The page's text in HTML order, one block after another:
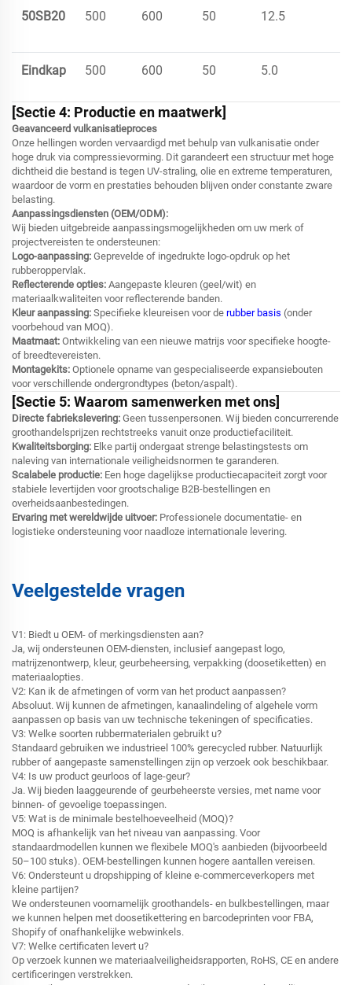
50SB20 500 600 50 12.5
Eindkap 500 600 50 5.0
[Sectie 4: Productie en maatwerk]
Geavanceerd vulkanisatieproces
Onze hellingen worden vervaardigd met behulp van vulkanisatie onder
hoge druk via compressievorming. Dit garandeert een structuur met hoge
dichtheid die bestand is tegen UV-straling, olie en extreme temperaturen,
waardoor de vorm en prestaties behouden blijven onder constante zware
belasting.
Aanpassingsdiensten (OEM/ODM):
Wij bieden uitgebreide aanpassingsmogelijkheden om uw merk of
projectvereisten te ondersteunen:
Logo-aanpassing: Geprevelde of ingedrukte logo-opdruk op het
rubberoppervlak.
Reflecterende opties: Aangepaste kleuren (geel/wit) en
materiaalkwaliteiten voor reflecterende banden.
Kleur aanpassing: Specifieke kleureisen voor de rubber basis (onder
voorbehoud van MOQ).
Maatmaat: Ontwikkeling van een nieuwe matrijs voor specifieke hoogte-
of breedtevereisten.
Montagekits: Optionele opname van gespecialiseerde expansiebouten
voor verschillende ondergrondtypes (beton/aspalt).
[Sectie 5: Waarom samenwerken met ons]
Directe fabriekslevering: Geen tussenpersonen. Wij bieden concurrerende
groothandelsprijzen rechtstreeks vanuit onze productiefaciliteit.
Kwaliteitsborging: Elke partij ondergaat strenge belastingstests om
naleving van internationale veiligheidsnormen te garanderen.
Scalabele productie: Een hoge dagelijkse productiecapaciteit zorgt voor
stabiele levertijden voor grootschalige B2B-bestellingen en
overheidsaanbestedingen.
Ervaring met wereldwijde uitvoer: Professionele documentatie- en
logistieke ondersteuning voor naadloze internationale levering.
Veelgestelde vragen
V1: Biedt u OEM- of merkingsdiensten aan?
Ja, wij ondersteunen OEM-diensten, inclusief aangepast logo,
matrijzenontwerp, kleur, geurbeheersing, verpakking (doosetiketten) en
materiaalopties.
V2: Kan ik de afmetingen of vorm van het product aanpassen?
Absoluut. Wij kunnen de afmetingen, kanaalindeling of algehele vorm
aanpassen op basis van uw technische tekeningen of specificaties.
V3: Welke soorten rubbermaterialen gebruikt u?
Standaard gebruiken we industrieel 100% gerecycled rubber. Natuurlijk
rubber of aangepaste samenstellingen zijn op verzoek ook beschikbaar.
V4: Is uw product geurloos of lage-geur?
Ja. Wij bieden laaggeurende of geurbeheerste versies, met name voor
binnen- of gevoelige toepassingen.
V5: Wat is de minimale bestelhoeveelheid (MOQ)?
MOQ is afhankelijk van het niveau van aanpassing. Voor
standaardmodellen kunnen we flexibele MOQ's aanbieden (bijvoorbeeld
50–100 stuks). OEM-bestellingen kunnen hogere aantallen vereisen.
V6: Ondersteunt u dropshipping of kleine e-commerceverkopers met
kleine partijen?
We ondersteunen voornamelijk groothandels- en bulkbestellingen, maar
we kunnen helpen met doosetikettering en barcodeprinten voor FBA,
Shopify of onafhankelijke webwinkels.
V7: Welke certificaten levert u?
Op verzoek kunnen we materiaalveiligheidsrapporten, RoHS, CE en andere
certificeringen verstrekken.